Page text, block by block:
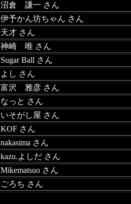
沼倉 謙一 さん
伊予かん坊ちゃん さん
天才 さん
神崎 唯 さん
Sugar Ball さん
よし さん
富沢 雅彦 さん
なっと さん
いそがし屋 さん
KOF さん
nakasima さん
kazu.よしだ さん
Mikematsuo さん
ごろち さん